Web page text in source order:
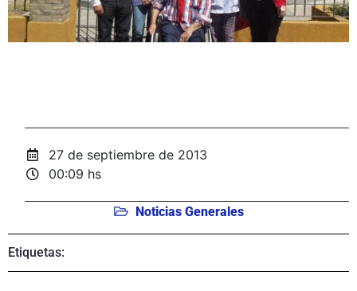
27 de septiembre de 2013
00:09 hs
Noticias Generales
Etiquetas: